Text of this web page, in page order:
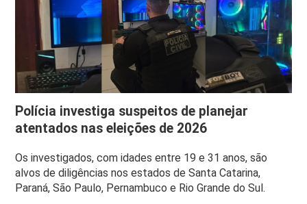
Polícia investiga suspeitos de planejar
atentados nas eleições de 2026
Os investigados, com idades entre 19 e 31 anos, são
alvos de diligências nos estados de Santa Catarina,
Paraná, São Paulo, Pernambuco e Rio Grande do Sul.